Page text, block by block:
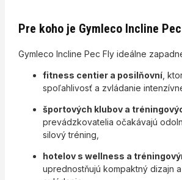
Pre koho je Gymleco Incline
Gymleco Incline Pec Fly ideálne
fitness centier a posilňovní,
spoľahlivosť a zvládanie
športových klubov a
prevádzkovatelia očakávajú
silový tréning,
hotelov s wellness a
uprednostňujú kompaktný dizajn